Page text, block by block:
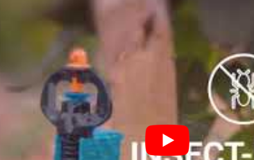
cảm nấm bệnh khi ẩm độ tán lá cao.